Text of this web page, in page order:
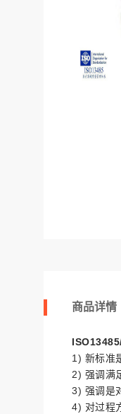
商品详情
1) 新标准
2) 强调满
3) 强调是
4) 对过程